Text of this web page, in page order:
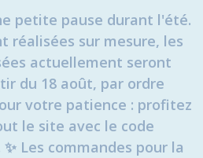
petite pause durant l'été.
réalisées sur mesure, les
actuellement seront
du 18 août, par ordre
votre patience : profitez
le site avec le code
✨ Les commandes pour la